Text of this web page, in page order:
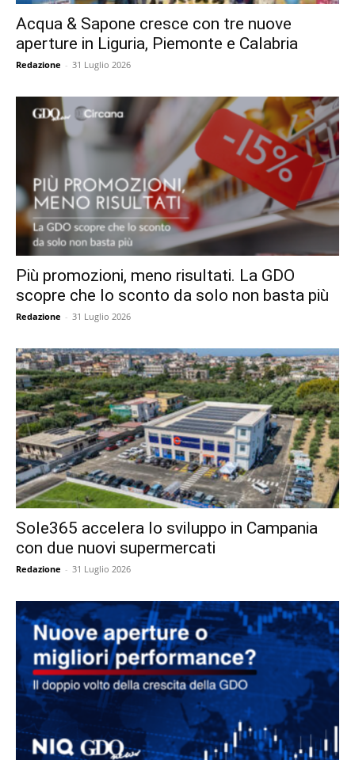
Acqua & Sapone cresce con tre nuove
aperture in Liguria, Piemonte e Calabria
Redazione - 31 Luglio 2026
Più promozioni, meno risultati. La GDO
scopre che lo sconto da solo non basta più
Redazione - 31 Luglio 2026
Sole365 accelera lo sviluppo in Campania
con due nuovi supermercati
Redazione - 31 Luglio 2026